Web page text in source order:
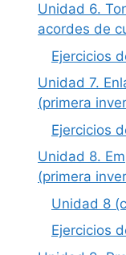
Unidad 6.
acordes de
Ejercicios
Unidad 7.
(primera
Ejercicios
Unidad 8.
(primera
Unidad 8
Ejercicios